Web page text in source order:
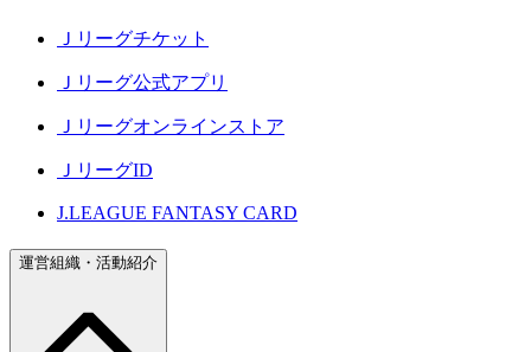
Ｊリーグチケット
Ｊリーグ公式アプリ
Ｊリーグオンラインストア
ＪリーグID
J.LEAGUE FANTASY CARD
運営組織・活動紹介